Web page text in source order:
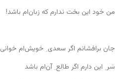
من خود این بخت ندارم که زبان‌ام باشد!
جان برافشانم اگر سعدی ِ خویش‌ام خوانی
سَر ِ این دارم اگر طالع ِ آن‌ام باشد